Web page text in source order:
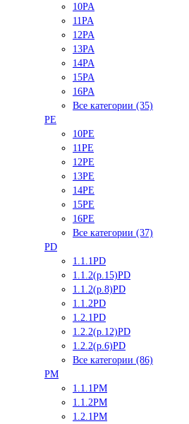
10PA
11PA
12PA
13PA
14PA
15PA
16PA
Все категории (35)
PE
10PE
11PE
12PE
13PE
14PE
15PE
16PE
Все категории (37)
PD
1.1.1PD
1.1.2(р.15)PD
1.1.2(р.8)PD
1.1.2PD
1.2.1PD
1.2.2(р.12)PD
1.2.2(р.6)PD
Все категории (86)
PM
1.1.1PM
1.1.2PM
1.2.1PM